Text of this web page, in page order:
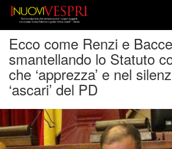
Ecco come Renzi e
smantellando lo Statuto
che ‘apprezza’ e nel
‘ascari’ del PD